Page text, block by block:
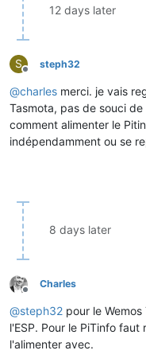
12 days later
S
Offline
steph32
@charles merci. je vais
Tasmota, pas de souci
comment alimenter le
indépendamment ou se
8 days later
Offline
Charles
@steph32 pour le
l'ESP. Pour le PiTinfo
l'alimenter avec.